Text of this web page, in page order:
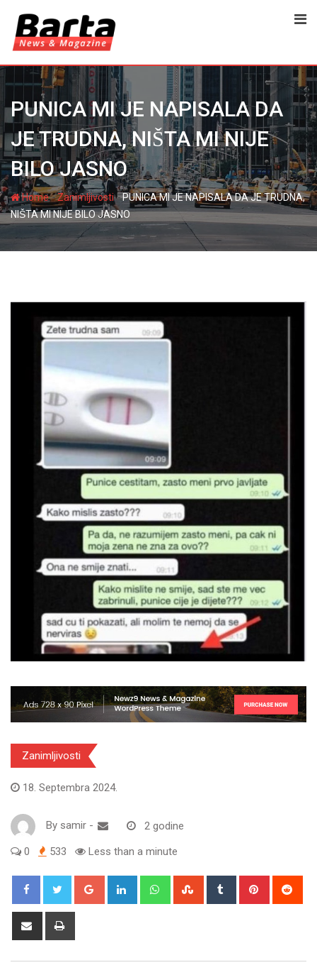
content
PUNICA MI JE NAPISALA DA
JE TRUDNA, NIŠTA MI NIJE
BILO JASNO
Home-Zanimljivosti-PUNICA MI JE NAPISALA DA JE TRUDNA,
NIŠTA MI NIJE BILO JASNO
Zanimljivosti
18. Septembra 2024.
By samir - 2 godine
0 533 Less than a minute
Google+ LinkedIn WhatsappStumbleUpon
Tumblr Pinterest
Share